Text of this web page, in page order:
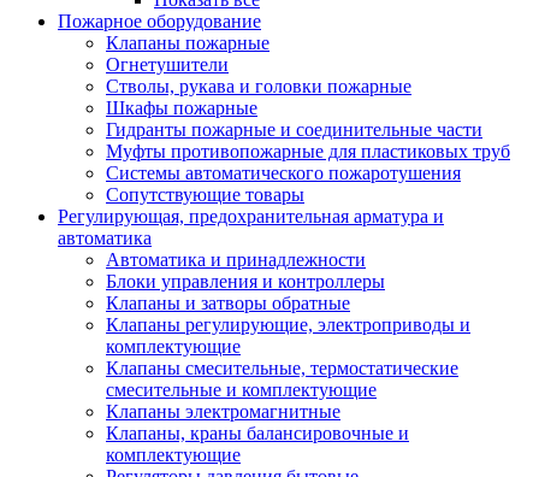
Пожарное оборудование
Клапаны пожарные
Огнетушители
Стволы, рукава и головки пожарные
Шкафы пожарные
Гидранты пожарные и соединительные части
Муфты противопожарные для пластиковых труб
Системы автоматического пожаротушения
Сопутствующие товары
Регулирующая, предохранительная арматура и
автоматика
Автоматика и принадлежности
Блоки управления и контроллеры
Клапаны и затворы обратные
Клапаны регулирующие, электроприводы и
комплектующие
Клапаны смесительные, термостатические
смесительные и комплектующие
Клапаны электромагнитные
Клапаны, краны балансировочные и
комплектующие